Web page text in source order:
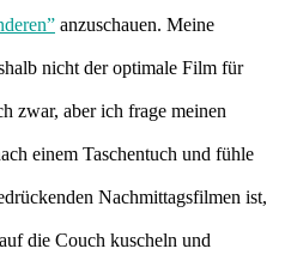
anzuschauen. Meine
nicht der optimale Film für
zwar, aber ich frage meinen
einem Taschentuch und fühle
Nachmittagsfilmen ist,
die Couch kuscheln und